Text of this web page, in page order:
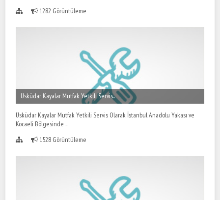
1282 Görüntüleme
Üsküdar Kayalar Mutfak Yetkili Servis..
Üsküdar Kayalar Mutfak Yetkili Servis Olarak İstanbul Anadolu Yakası ve
Kocaeli Bölgesinde ..
1528 Görüntüleme